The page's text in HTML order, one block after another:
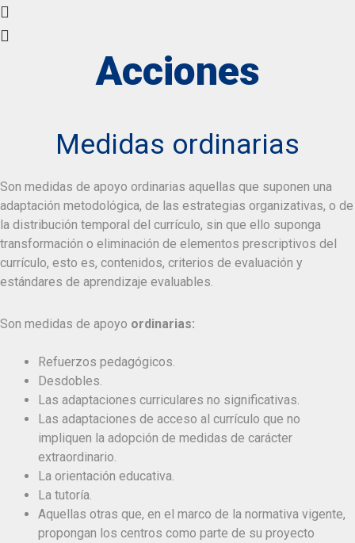
Acciones
Medidas ordinarias
Son medidas de apoyo ordinarias aquellas que suponen una
adaptación metodológica, de las estrategias organizativas, o de
la distribución temporal del currículo, sin que ello suponga
transformación o eliminación de elementos prescriptivos del
currículo, esto es, contenidos, criterios de evaluación y
estándares de aprendizaje evaluables.
Son medidas de apoyo ordinarias:
Refuerzos pedagógicos.
Desdobles.
Las adaptaciones curriculares no significativas.
Las adaptaciones de acceso al currículo que no
impliquen la adopción de medidas de carácter
extraordinario.
La orientación educativa.
La tutoría.
Aquellas otras que, en el marco de la normativa vigente,
propongan los centros como parte de su proyecto